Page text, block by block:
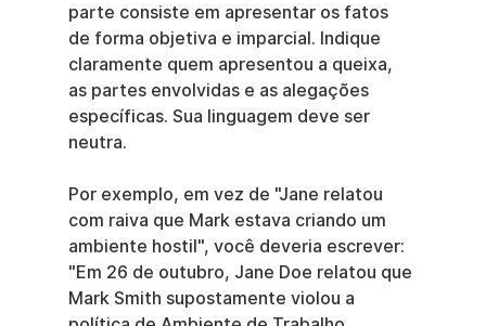
parte consiste em apresentar os fatos
de forma objetiva e imparcial. Indique
claramente quem apresentou a queixa,
as partes envolvidas e as alegações
específicas. Sua linguagem deve ser
neutra.
Por exemplo, em vez de "Jane relatou
com raiva que Mark estava criando um
ambiente hostil", você deveria escrever:
"Em 26 de outubro, Jane Doe relatou que
Mark Smith supostamente violou a